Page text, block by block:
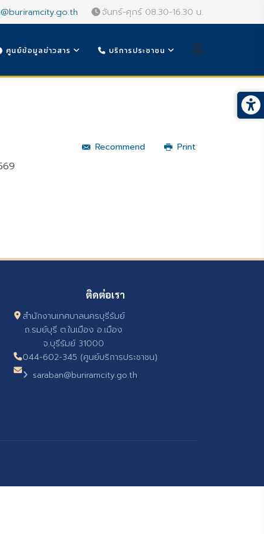
จันทร์-ศุกร์ 08.30-16.30 น.
ศูนย์ข้อมูลข่าวสาร บริการประชาชน
Recommend Print
ติดต่อเรา
สำนักงานเทศบาลนครบุรีรัมย์
ถ.รมย์บุรี ต.ในเมือง อ.เมือง
จ.บุรีรัมย์ 31000
044-602-345 (ศูนย์บริการประชาชน)
saraban@buriramcity.go.th